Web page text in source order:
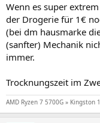
:
Wenn es super
der Drogerie für 1€
(bei dm hausmarke
(sanfter) Mechanik
immer.
Trocknungszeit im
AMD Ryzen 7 5700G » Kingston